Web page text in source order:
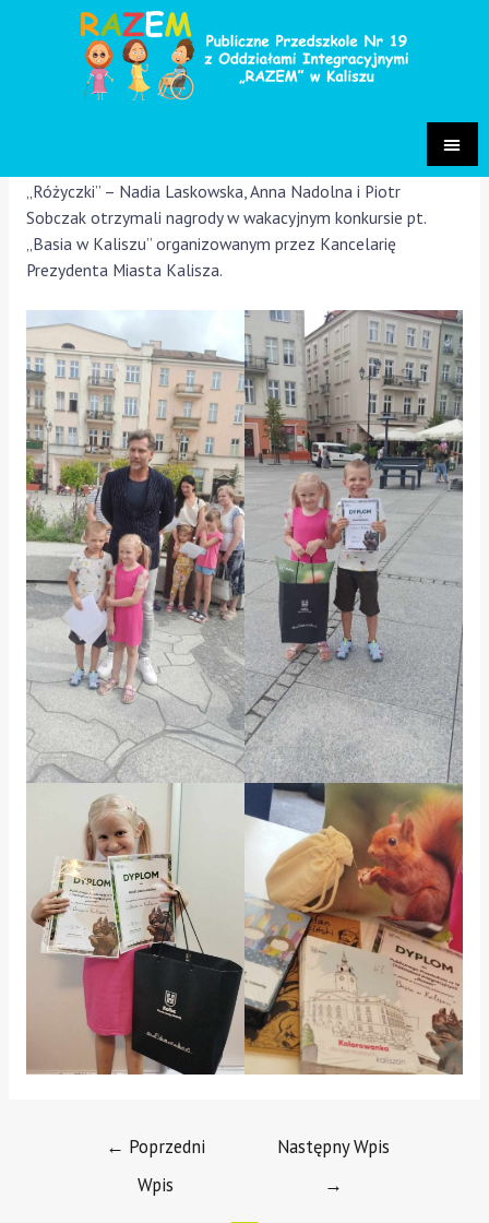
Konkurs wakacyjny „Basia w
Kaliszu”
„Różyczki” – Nadia Laskowska, Anna Nadolna i Piotr
Sobczak otrzymali nagrody w wakacyjnym konkursie pt.
„Basia w Kaliszu” organizowanym przez Kancelarię
Prezydenta Miasta Kalisza.
← Poprzedni
Wpis
Następny Wpis
→